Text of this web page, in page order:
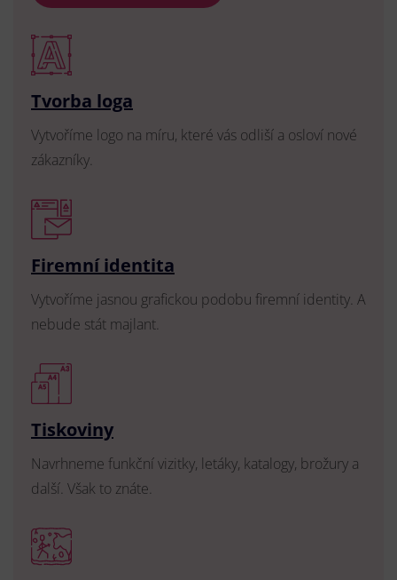
Tvorba loga
Vytvoříme logo na míru, které vás odliší a osloví nové
zákazníky.
Firemní identita
Vytvoříme jasnou grafickou podobu firemní identity. A
nebude stát majlant.
Tiskoviny
Navrhneme funkční vizitky, letáky, katalogy, brožury a
další. Však to znáte.